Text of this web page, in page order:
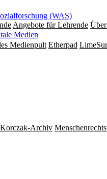
(WAS)
Angebote für Lehrende
Medien
Medienpult Etherpad
Korczak-Archiv